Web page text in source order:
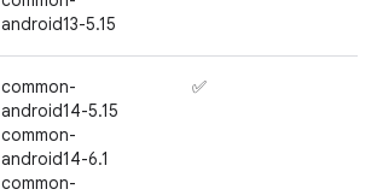
android13-5.15
common-
android14-5.15
common-
android14-6.1
common-
✅